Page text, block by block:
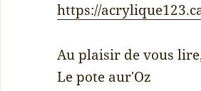
https://
Au plaisir de vous
Le pote aur'Oz